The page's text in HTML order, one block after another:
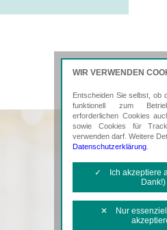
WIR VERWENDEN
Entscheiden Sie selbst, ob
funktionell zum
erforderlichen Cookies
sowie Cookies für
verwenden darf. Weitere
Datenschutzerklärung
✓ Ich akzeptiere
Dank!)
✕ Nur